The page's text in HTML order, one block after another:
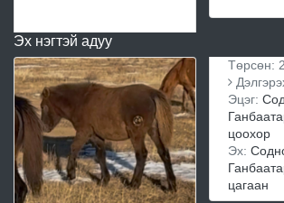
Эх нэгтэй адуу
Төрсөн:
Эцэг:
цоохор
Эх:
цагаан